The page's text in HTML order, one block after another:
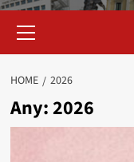
HOME 2026
Any:2026